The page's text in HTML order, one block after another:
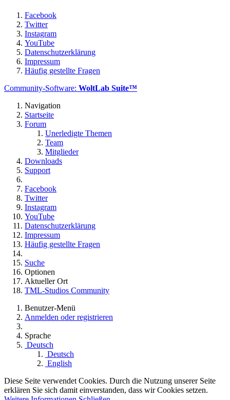
Facebook
Twitter
Instagram
YouTube
Datenschutzerklärung
Impressum
Häufig gestellte Fragen
Community-Software: WoltLab Suite™
Navigation
Startseite
Forum
Unerledigte Themen
Team
Mitglieder
Downloads
Support
Facebook
Twitter
Instagram
YouTube
Datenschutzerklärung
Impressum
Häufig gestellte Fragen
Suche
Optionen
Aktueller Ort
TML-Studios Community
Benutzer-Menü
Anmelden oder registrieren
Sprache
Deutsch
Deutsch
English
Diese Seite verwendet Cookies. Durch die Nutzung unserer Seite
erklären Sie sich damit einverstanden, dass wir Cookies setzen.